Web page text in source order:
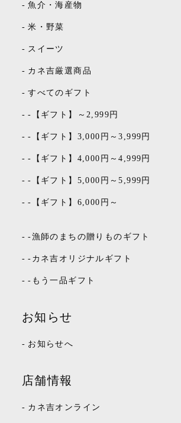
- 魚介・海産物
- 米・野菜
- スイーツ
- カネ吉厳選商品
- すべてのギフト
- -【ギフト】～2,999円
- -【ギフト】3,000円～3,999円
- -【ギフト】4,000円～4,999円
- -【ギフト】5,000円～5,999円
- -【ギフト】6,000円～
- -漁師のまちの贈りものギフト
- -カネ吉オリジナルギフト
- -もう一品ギフト
お知らせ
- お知らせへ
店舗情報
- カネ吉オンライン